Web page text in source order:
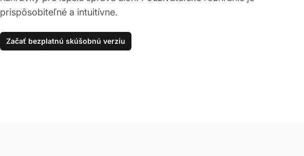
prispôsobiteľné a intuitívne.
Začať bezplatnú skúšobnú verziu